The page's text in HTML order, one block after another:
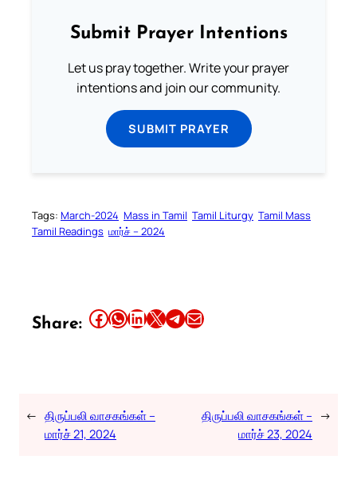
Submit Prayer Intentions
Let us pray together. Write your prayer
intentions and join our community.
SUBMIT PRAYER
Tags: March-2024 Mass in Tamil Tamil Liturgy Tamil Mass
Tamil Readings மார்ச் – 2024
Share: Share this article on Facebook Share this article on WhatsApp Share this article on LinkedIn Share this article on X Share this article on TelegramEmail this Article
← திருப்பலி வாசகங்கள் –
மார்ச் 21, 2024
திருப்பலி வாசகங்கள் –
மார்ச் 23, 2024
→